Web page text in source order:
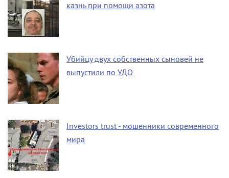
казнь при помощи азота
Убийцу двух собственных сыновей не
выпустили по УДО
Investors trust - мошенники современного
мира